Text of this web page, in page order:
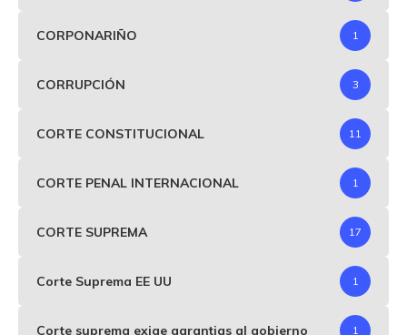
CORPONARIÑO 1
CORRUPCIÓN 3
CORTE CONSTITUCIONAL 11
CORTE PENAL INTERNACIONAL 1
CORTE SUPREMA 17
Corte Suprema EE UU 1
Corte suprema exige garantias al gobierno 1